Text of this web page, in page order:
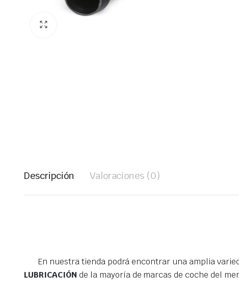
Descripción Valoraciones (0)
En nuestra tienda podrá encontrar una amplia
LUBRICACIÓN de la mayoría de marcas de coche del